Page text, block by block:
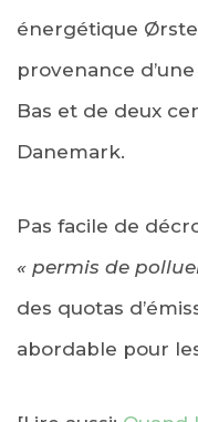
énergétique
provenance
Bas et de deux
Danemark.
Pas facile de
« permis de
des quotas
abordable pour